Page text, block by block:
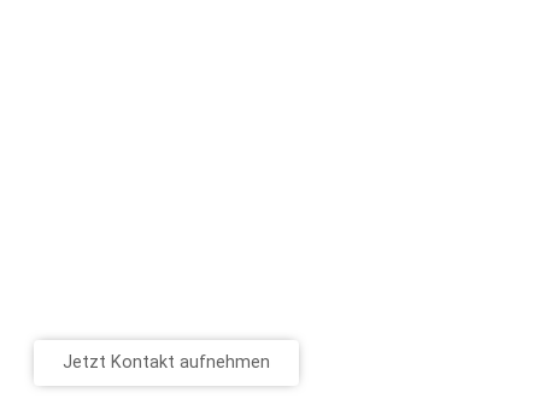
Jetzt Kontakt aufnehmen